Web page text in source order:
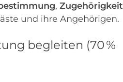
, Zugehörigkeit
und ihre Angehörigen.
begleiten (70 %